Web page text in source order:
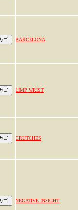
BARCELONA
LIMP WRIST
CRUTCHES
NEGATIVE INSIGHT